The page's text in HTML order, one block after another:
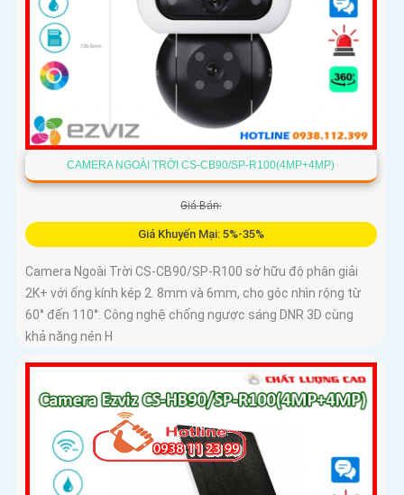
CAMERA NGOÀI TRỜI CS-CB90/SP-R100(4MP+4MP)
Giá Bán:
Giá Khuyến Mại: 5%-35%
Camera Ngoài Trời CS-CB90/SP-R100 sở hữu độ phân giải
2K+ với ống kính kép 2. 8mm và 6mm, cho góc nhìn rộng từ
60° đến 110°. Công nghệ chống ngược sáng DNR 3D cùng
khả năng nén H